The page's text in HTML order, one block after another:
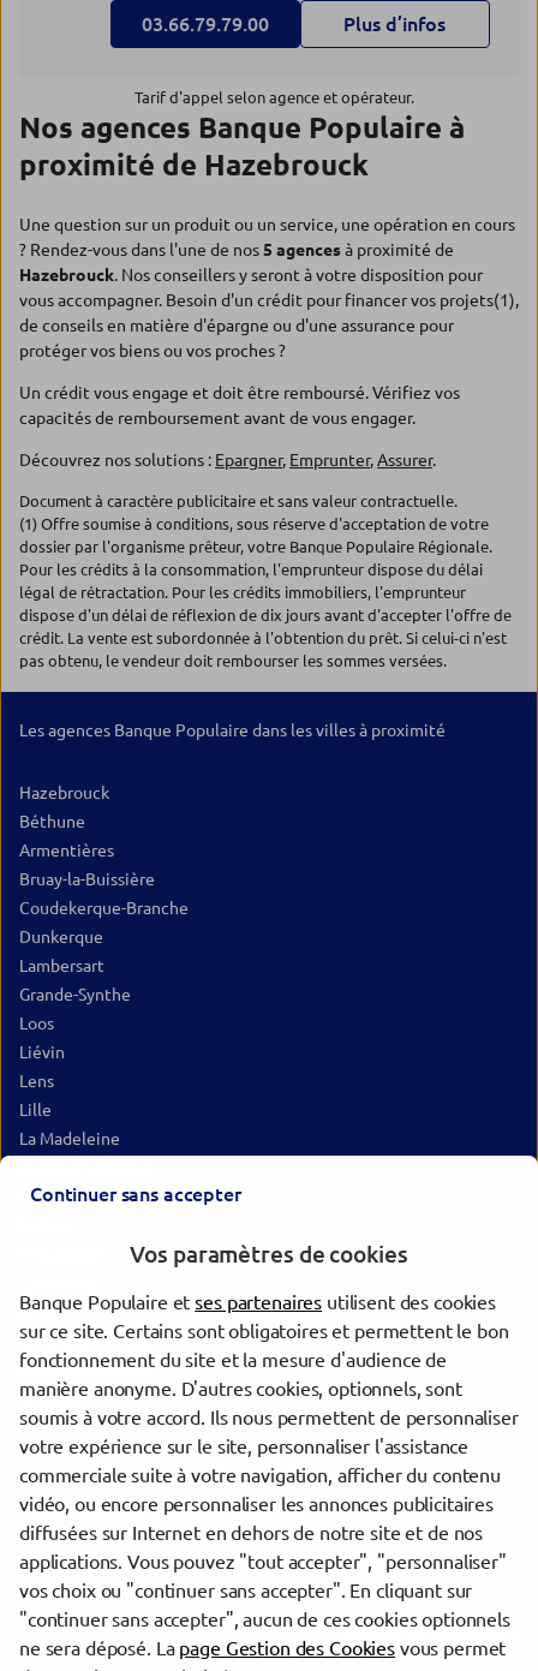
03.66.79.79.00 Plus d’infos
Tarif d'appel selon agence et opérateur.
Nos agences Banque Populaire à
proximité de Hazebrouck
Une question sur un produit ou un service, une opération en cours
? Rendez-vous dans l'une de nos5 agencesà proximité de
Hazebrouck. Nos conseillers y seront à votre disposition pour
vous accompagner. Besoin d'un crédit pour financer vos projets(1),
de conseils en matière d'épargne ou d'une assurance pour
protéger vos biens ou vos proches ?
Un crédit vous engage et doit être remboursé. Vérifiez vos
capacités de remboursement avant de vous engager.
Découvrez nos solutions : Epargner, Emprunter,Assurer.
Document à caractère publicitaire et sans valeur contractuelle.
(1) Offre soumise à conditions, sous réserve d'acceptation de votre
dossier par l'organisme prêteur, votre Banque Populaire Régionale.
Pour les crédits à la consommation, l'emprunteur dispose du délai
légal de rétractation. Pour les crédits immobiliers, l'emprunteur
dispose d'un délai de réflexion de dix jours avant d'accepter l'offre de
crédit. La vente est subordonnée à l'obtention du prêt. Si celui-ci n'est
pas obtenu, le vendeur doit rembourser les sommes versées.
Les agences Banque Populaire dans les villes à proximité
Hazebrouck
Béthune
Armentières
Bruay-la-Buissière
Coudekerque-Branche
Dunkerque
Lambersart
Grande-Synthe
Loos
Liévin
Lens
Lille
La Madeleine
Mons-en-Barœul
Croix
Villeneuve-d'Ascq
Hénin-Beaumont
Roubaix
Wattrelos
Trouver une agence Banque Populaire
Nord
Hazebrouck
evermaps ©
Continuer sans accepter
Vos paramètres de cookies
Banque Populaire etses partenaires utilisent des cookies
sur ce site. Certains sont obligatoires et permettent le bon
fonctionnement du site et la mesure d'audience de
manière anonyme. D'autres cookies, optionnels, sont
soumis à votre accord. Ils nous permettent de personnaliser
votre expérience sur le site, personnaliser l'assistance
commerciale suite à votre navigation, afficher du contenu
vidéo, ou encore personnaliser les annonces publicitaires
diffusées sur Internet en dehors de notre site et de nos
applications. Vous pouvez "tout accepter", "personnaliser"
vos choix ou "continuer sans accepter". En cliquant sur
"continuer sans accepter", aucun de ces cookies optionnels
ne sera déposé. La page Gestion des Cookiesvous permet